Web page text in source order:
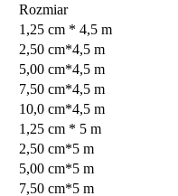
Rozmiar
1,25 cm * 4,5 m
2,50 cm*4,5 m
5,00 cm*4,5 m
7,50 cm*4,5 m
10,0 cm*4,5 m
1,25 cm * 5 m
2,50 cm*5 m
5,00 cm*5 m
7,50 cm*5 m